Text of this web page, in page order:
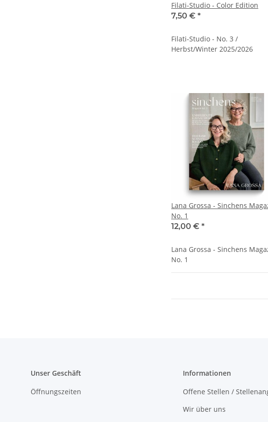
Filati-Studio - Color Edition
7,50 € *
Filati-Studio - No. 3 /
Herbst/Winter 2025/2026
Lana Grossa - Sinchens
No. 1
12,00 € *
Lana Grossa - Sinchens
No. 1
Unser Geschäft
Öffnungszeiten
Informationen
Offene Stellen /
Wir über uns